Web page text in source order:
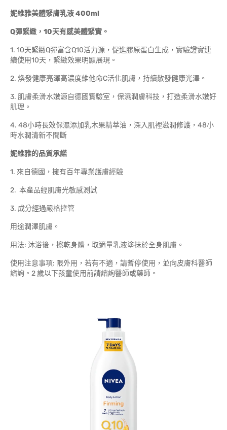
妮維雅美體緊膚乳液 400ml
Q彈緊緻，10天有感美體緊實。
1. 10天緊緻Q彈富含Q10活力源，促進膠原蛋白生成，實驗證實連
續使用10天，緊緻效果明顯展現。
2. 煥發健康亮澤高濃度維他命C活化肌膚，持續散發健康光澤。
3. 肌膚柔滑水嫩源自德國實驗室，保濕潤膚科技，打造柔滑水嫩好
肌理。
4. 48小時長效保濕添加乳木果精萃油，深入肌裡滋潤修護，48小
時水潤清新不間斷
妮維雅的品質承諾
1. 來自德國，擁有百年專業護膚經驗
2. 本產品經肌膚光敏感測試
3. 成分經過嚴格控管
用途潤澤肌膚。
用法: 沐浴後，擦乾身體，取適量乳液塗抹於全身肌膚。
使用注意事項: 限外用，若有不適，請暫停使用，並向皮膚科醫師
諮詢。2 歲以下孩童使用前請諮詢醫師或藥師。